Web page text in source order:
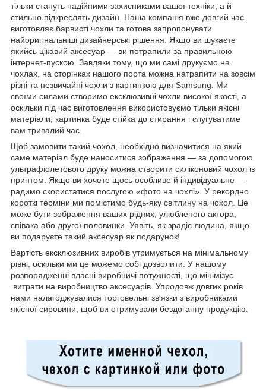
тільки стануть надійними захисниками вашої техніки, а й
стильно підкреслять дизайн. Наша компанія вже довгий час
виготовляє барвисті чохли та готова запропонувати
найоригінальніші дизайнерські рішення. Якщо ви шукаєте
якийсь цікавий аксесуар — ви потрапили за правильною
інтернет-пускою. Завдяки тому, що ми самі друкуємо на
чохлах, на сторінках нашого порта можна натрапити на зовсім
різні та незвичайні чохли з картинкою для Samsung. Ми
своїми силами створимо ексклюзивні чохли високої якості, а
оскільки під час виготовлення використовуємо тільки якісні
матеріали, картинка буде стійка до стирання і слугуватиме
вам тривалий час.
Щоб замовити такий чохол, необхідно визначитися на який
саме матеріал буде наноситися зображення — за допомогою
ультрафіолетового друку можна створити силіконовий чохол із
принтом. Якщо ви хочете щось особливе й індивідуальне —
радимо скористатися послугою «фото на чохлі». У рекордно
короткі терміни ми помістимо будь-яку світлину на чохол. Це
може бути зображення ваших рідних, улюбленого актора,
співака або другої половинки. Уявіть, як зрадіє людина, якщо
ви подаруєте такий аксесуар як подарунок!
Вартість ексклюзивних виробів утримується на мінімальному
рівні, оскільки ми це можемо собі дозволити. У нашому
розпорядженні власні виробничі потужності, що мінімізує
витрати на виробництво аксесуарів. Упродовж довгих років
нами налагоджувалися торговельні зв'язки з виробниками
якісної сировини, щоб ви отримували бездоганну продукцію.